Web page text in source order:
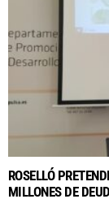
ROSELLÓ
MILLONES DE